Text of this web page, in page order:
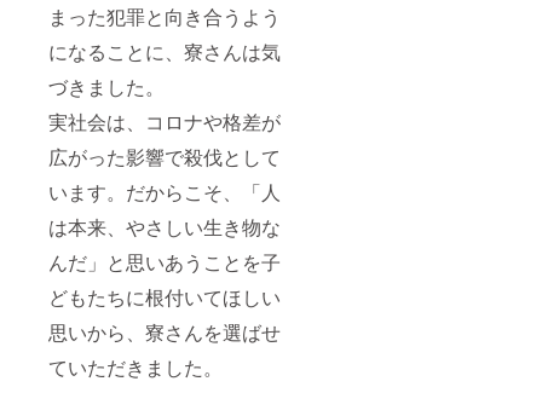
まった犯罪と向き合うよう
になることに、寮さんは気
づきました。
実社会は、コロナや格差が
広がった影響で殺伐として
います。だからこそ、「人
は本来、やさしい生き物な
んだ」と思いあうことを子
どもたちに根付いてほしい
思いから、寮さんを選ばせ
ていただきました。